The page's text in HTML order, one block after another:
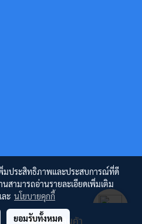
สั่งซื้อสินค้า
พิ่มประสิทธิภาพและประสบการณ์ที่ดี
สามารถอ่านรายละเอียดเพิ่มเติม
ละ นโยบายคุกกี้
ยอมรับทั้งหมด